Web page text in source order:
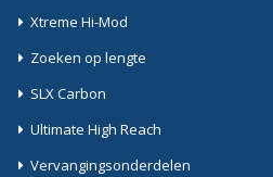
Xtreme Hi-Mod
Zoeken op lengte
SLX Carbon
Ultimate High Reach
Vervangingsonderdelen